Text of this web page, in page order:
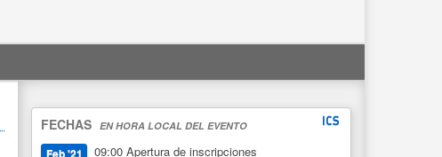
FECHAS EN HORA LOCAL DEL EVENTO
Feb '21 09:00 Apertura de inscripciones